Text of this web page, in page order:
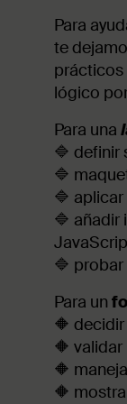
Para
te
prácticos
lógico
Para una
🔷 definir
🔷
🔷 aplicar
🔷 añadir
🔷
Para un
🔶
🔶
🔶
🔶